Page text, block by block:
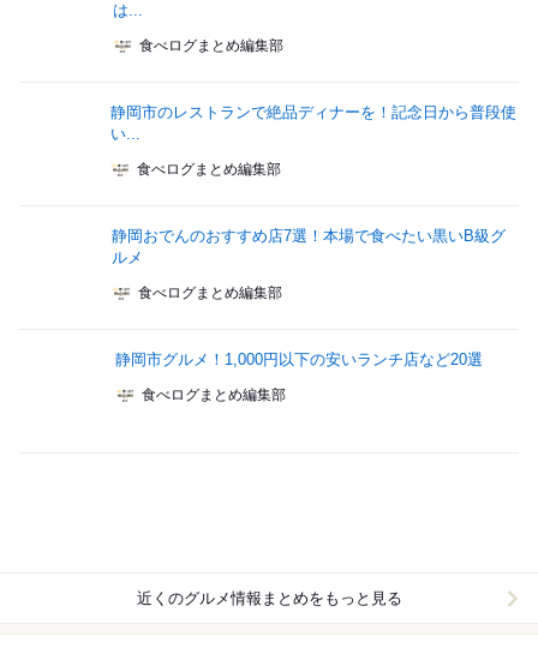
は...
食べログまとめ編集部
静岡市のレストランで絶品ディナーを！記念日から普段使
い...
食べログまとめ編集部
静岡おでんのおすすめ店7選！本場で食べたい黒いB級グ
ルメ
食べログまとめ編集部
静岡市グルメ！1,000円以下の安いランチ店など20選
食べログまとめ編集部
近くのグルメ情報まとめをもっと見る